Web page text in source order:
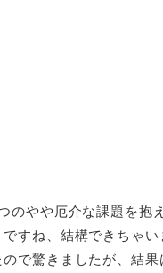
のやや厄介な課題を抱
すね、結構できちゃ
で驚きましたが、結